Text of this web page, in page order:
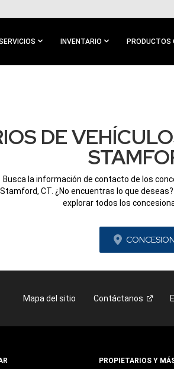
INVENTARIO PRODUCTOS
DE
Busca la información de contacto de los
Stamford, CT. ¿No encuentras lo que
explorar todos los
Mapa del sitio Contáctanos
PROPIETARIOS Y